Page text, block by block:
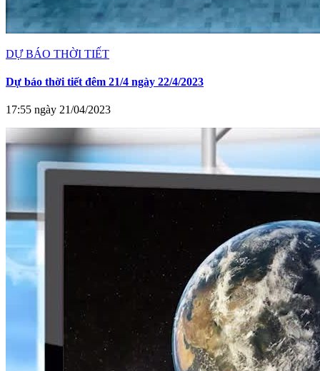
DỰ BÁO THỜI TIẾT
Dự báo thời tiết đêm 21/4 ngày 22/4/2023
17:55 ngày 21/04/2023